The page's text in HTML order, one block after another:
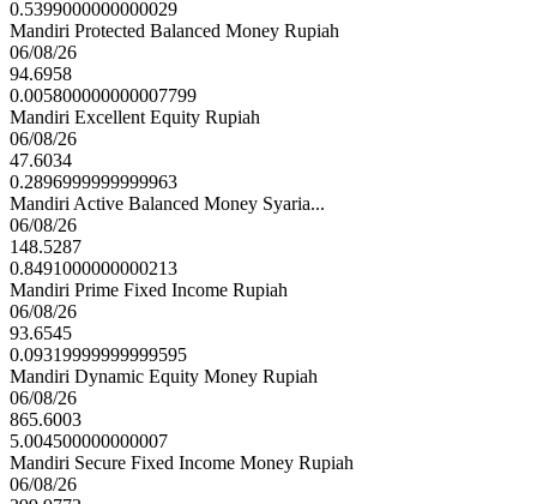
0.5399000000000029
Mandiri Protected Balanced Money Rupiah
06/08/26
94.6958
0.005800000000007799
Mandiri Excellent Equity Rupiah
06/08/26
47.6034
0.2896999999999963
Mandiri Active Balanced Money Syaria...
06/08/26
148.5287
0.8491000000000213
Mandiri Prime Fixed Income Rupiah
06/08/26
93.6545
0.09319999999999595
Mandiri Dynamic Equity Money Rupiah
06/08/26
865.6003
5.004500000000007
Mandiri Secure Fixed Income Money Rupiah
06/08/26